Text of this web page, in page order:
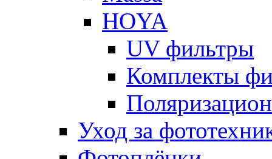
HOYA
UV фильтры
Комплекты
Уход за